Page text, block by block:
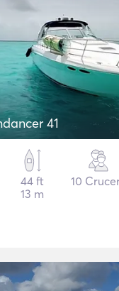
41
44 ft
13 m
10